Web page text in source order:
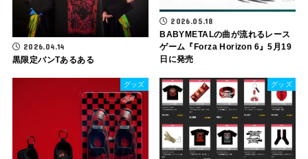
2026.04.14
黒限定バンTあるある
2026.05.18
BABYMETALの曲が流れるレース
ゲーム『Forza Horizon 6』5月19
日に発売
グッズ グッズ